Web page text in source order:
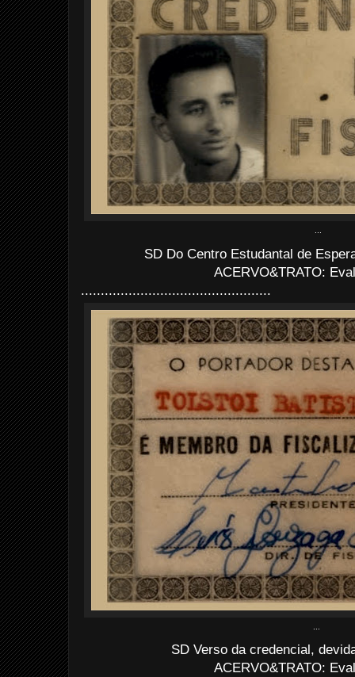
...
SD Do Centro Estudantal de
ACERVO&TRATO:
................................................
SD Verso da credencial,
ACERVO&TRATO: